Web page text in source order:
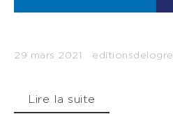
29 mars 2021 editionsdelogre
Lire la suite